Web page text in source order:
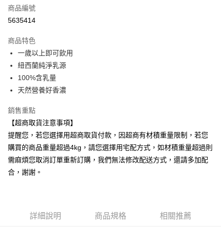
LINE Pay
街口支付
悠遊付
Google Pay
AFTEE先享後付
相關說明
AFTEE先享後付是「在收到商品之後才付款」的支付方式。 讓您購物簡單
便利好安心！
１．簡單：不需註冊會員、不需綁卡、不需儲值。
２．便利：只要手機號碼，簡訊認證，即可結帳。
３．安心：先確認商品／服務後，再付款。
２．訂單成立數日內，您將收到繳費通知簡訊。
ATM付款
運送方式
宅配(台灣)
商品編號
5635414
商品特色
一歲以上即可飲用
紐西蘭純淨乳源
100%含乳量
天然營養好香濃
銷售重點
【超商取貨注意事項】
提醒您，若您選擇用超商取貨付款，因超商有材積重量限制，若您
購買的商品重量超過4kg，請您選擇用宅配方式，如材積重量超過則
需麻煩您取消訂單重新訂購，我們無法修改配送方式，還請多加配
合，謝謝。
詳細說明 商品規格 相關推薦